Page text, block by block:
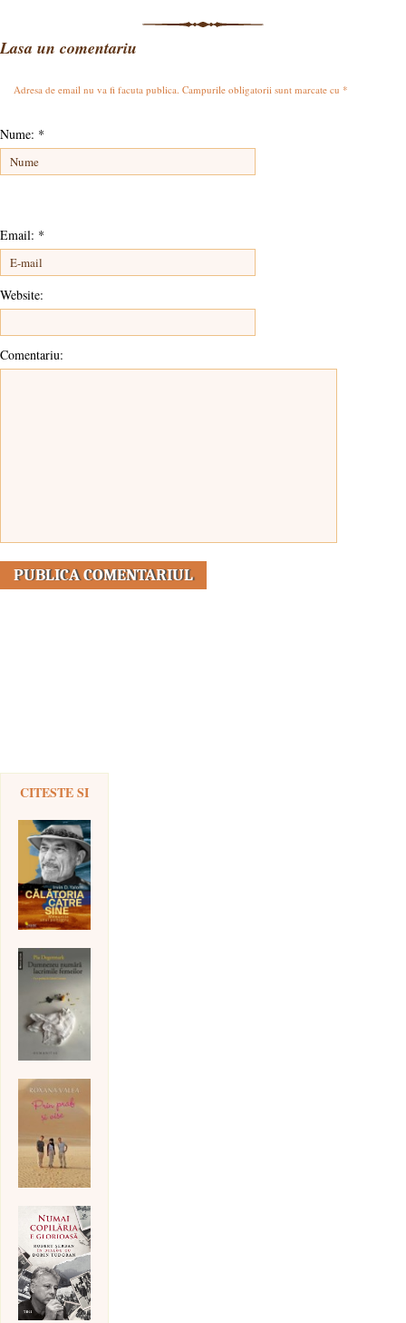
Lasa un comentariu
Adresa de email nu va fi facuta publica. Campurile obligatorii sunt marcate cu *
Nume: *
Email: *
Website:
Comentariu:
CITESTE SI